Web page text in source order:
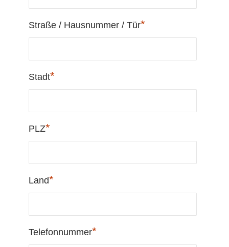
Straße / Hausnummer / Tür*
Stadt*
PLZ*
Land*
Telefonnummer*